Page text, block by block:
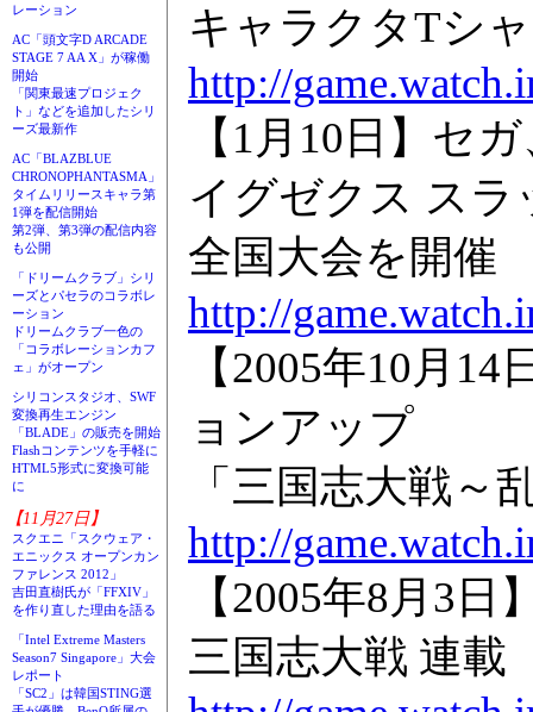
レーション
AC「頭文字D ARCADE
STAGE 7 AA X」が稼働
開始
「関東最速プロジェク
ト」などを追加したシリ
ーズ最新作
AC「BLAZBLUE
CHRONOPHANTASMA」
タイムリリースキャラ第
1弾を配信開始
第2弾、第3弾の配信内容
も公開
「ドリームクラブ」シリ
ーズとパセラのコラボレ
ーション
ドリームクラブ一色の
「コラボレーションカフ
ェ」がオープン
シリコンスタジオ、SWF
変換再生エンジン
「BLADE」の販売を開始
Flashコンテンツを手軽に
HTML5形式に変換可能
に
【11月27日】
スクエニ「スクウェア・
エニックス オープンカン
ファレンス 2012」
吉田直樹氏が「FFXIV」
を作り直した理由を語る
「Intel Extreme Masters
Season7 Singapore」大会
レポート
「SC2」は韓国STING選
キャラクタTシ
http://
【1月10日】セ
イグゼクス スラ
全国大会を開催
http://
【2005年10月
ョンアップ
「三国志大戦～
http://
【2005年8月3
三国志大戦 連載